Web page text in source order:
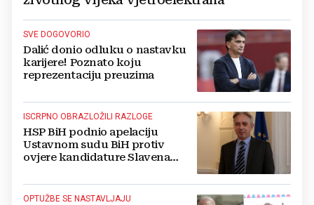
SVE DOGOVORIO
Dalić donio odluku o nastavku
karijere! Poznato koju
reprezentaciju preuzima
ISCRPNO OBRAZLOŽILI RAZLOGE
HSP BiH podnio apelaciju
Ustavnom sudu BiH protiv
ovjere kandidature Slavena
OPTUŽBE SE NASTAVLJAJU